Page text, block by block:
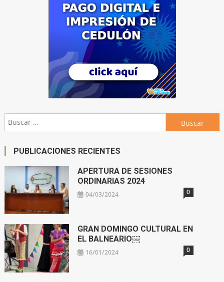
Buscar:
PUBLICACIONES RECIENTES
APERTURA DE SESIONES
ORDINARIAS 2024
04/03/2024 0
GRAN DOMINGO CULTURAL EN
EL BALNEARIO￼
16/01/2024 0